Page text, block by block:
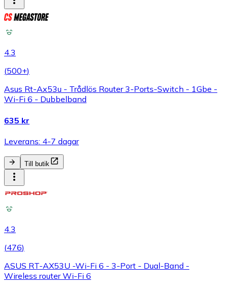
4.3
(500+)
Asus Rt-Ax53u - Trådlös Router 3-Ports-Switch - 1Gbe -
Wi-Fi 6 - Dubbelband
635 kr
Leverans: 4-7 dagar
Till butik
4.3
(476)
ASUS RT-AX53U -Wi-Fi 6 - 3-Port - Dual-Band -
Wireless router Wi-Fi 6